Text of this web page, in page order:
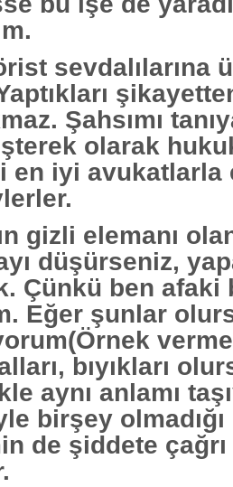
sevdalılarına
Şahsımı
olarak
en iyi
gizli elemanı
düşürseniz,
Çünkü ben afaki
Eğer şunlar
bıyıkları
aynı anlamı
birşey
de şiddete çağrı